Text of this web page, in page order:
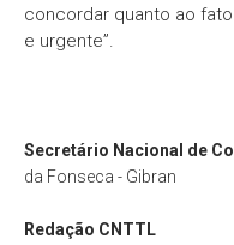
concordar quanto ao
e urgente”.
Secretário Nacional de
da Fonseca - Gibran
Redação CNTTL